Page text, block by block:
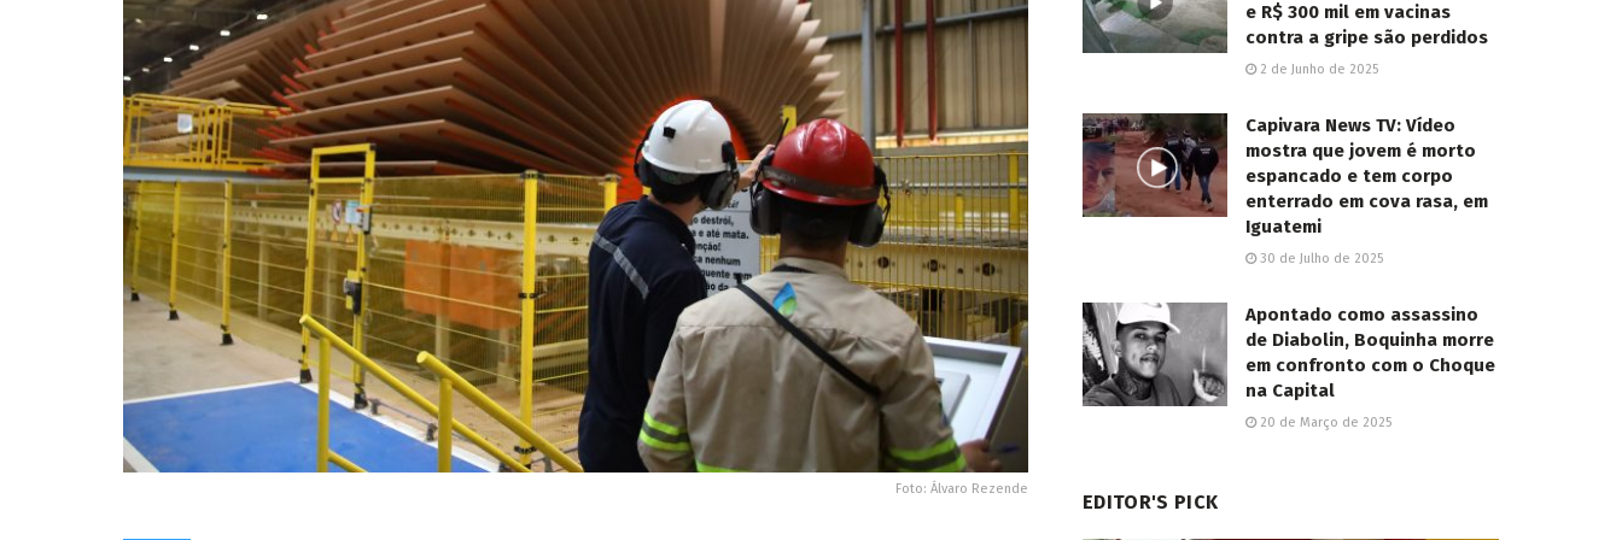
Foto: Álvaro Rezende
e R$ 300 mil em vacinas
contra a gripe são perdidos
2 de Junho de 2025
Capivara News TV: Vídeo
mostra que jovem é morto
espancado e tem corpo
enterrado em cova rasa, em
Iguatemi
30 de Julho de 2025
Apontado como assassino
de Diabolin, Boquinha morre
em confronto com o Choque
na Capital
20 de Março de 2025
EDITOR'S PICK